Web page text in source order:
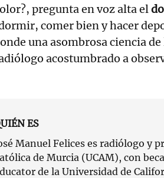
pregunta en voz alta el
comer bien y hacer
una asombrosa ciencia
acostumbrado a
ES
Manuel Felices es radiólogo y
de Murcia (UCAM), con
de la Universidad de